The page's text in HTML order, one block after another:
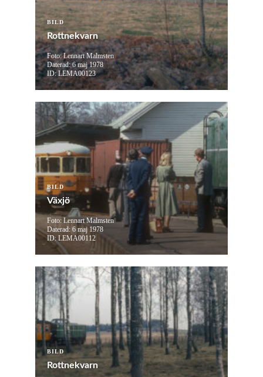
BILD
Rottnekvarn
Foto: Lennart Malmsten
Daterad: 6 maj 1978
ID: LEMA00123
BILD
Växjö
Foto: Lennart Malmsten
Daterad: 6 maj 1978
ID: LEMA00112
BILD
Rottnekvarn